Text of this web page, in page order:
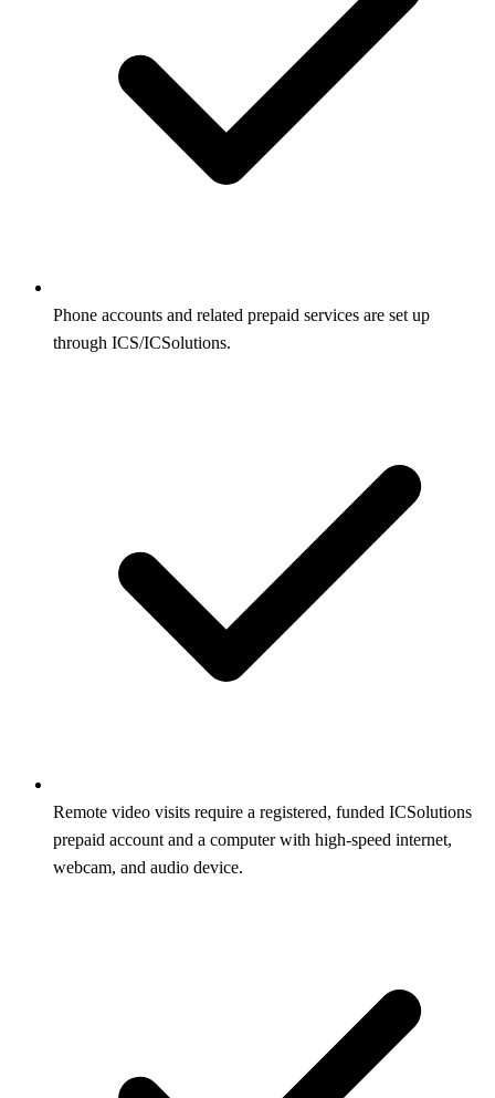
Phone accounts and related prepaid services are set up
through ICS/ICSolutions.
Remote video visits require a registered, funded ICSolutions
prepaid account and a computer with high-speed internet,
webcam, and audio device.